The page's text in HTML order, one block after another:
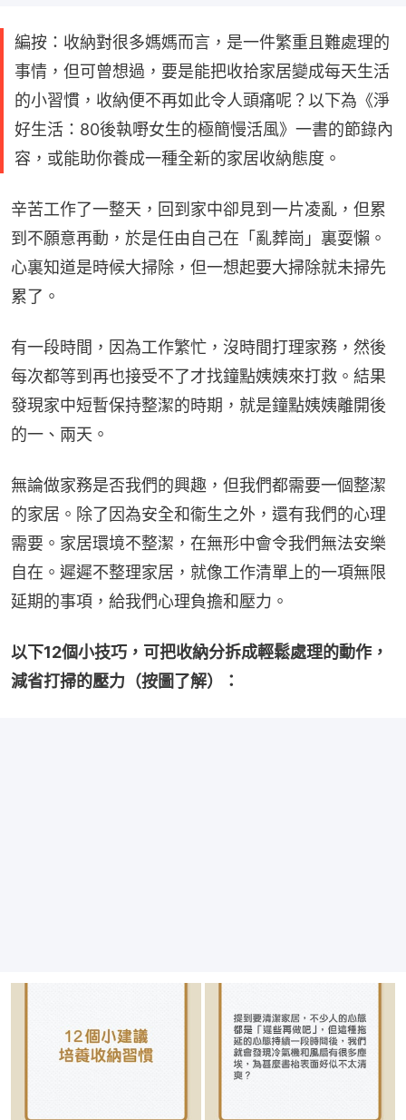
編按：收納對很多媽媽而言，是一件繁重且難處理的
事情，但可曾想過，要是能把收拾家居變成每天生活
的小習慣，收納便不再如此令人頭痛呢？以下為《淨
好生活：80後執嘢女生的極簡慢活風》一書的節錄內
容，或能助你養成一種全新的家居收納態度。
辛苦工作了一整天，回到家中卻見到一片凌亂，但累
到不願意再動，於是任由自己在「亂葬崗」裏耍懶。
心裏知道是時候大掃除，但一想起要大掃除就未掃先
累了。
有一段時間，因為工作繁忙，沒時間打理家務，然後
每次都等到再也接受不了才找鐘點姨姨來打救。結果
發現家中短暫保持整潔的時期，就是鐘點姨姨離開後
的一、兩天。
無論做家務是否我們的興趣，但我們都需要一個整潔
的家居。除了因為安全和衞生之外，還有我們的心理
需要。家居環境不整潔，在無形中會令我們無法安樂
自在。遲遲不整理家居，就像工作清單上的一項無限
延期的事項，給我們心理負擔和壓力。
以下12個小技巧，可把收納分拆成輕鬆處理的動作，
減省打掃的壓力（按圖了解）：